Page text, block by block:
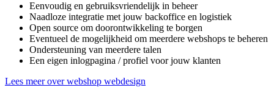
Eenvoudig en gebruiksvriendelijk in beheer
Naadloze integratie met jouw backoffice en logistiek
Open source om doorontwikkeling te borgen
Eventueel de mogelijkheid om meerdere webshops te beheren
Ondersteuning van meerdere talen
Een eigen inlogpagina / profiel voor jouw klanten
Lees meer over webshop webdesign